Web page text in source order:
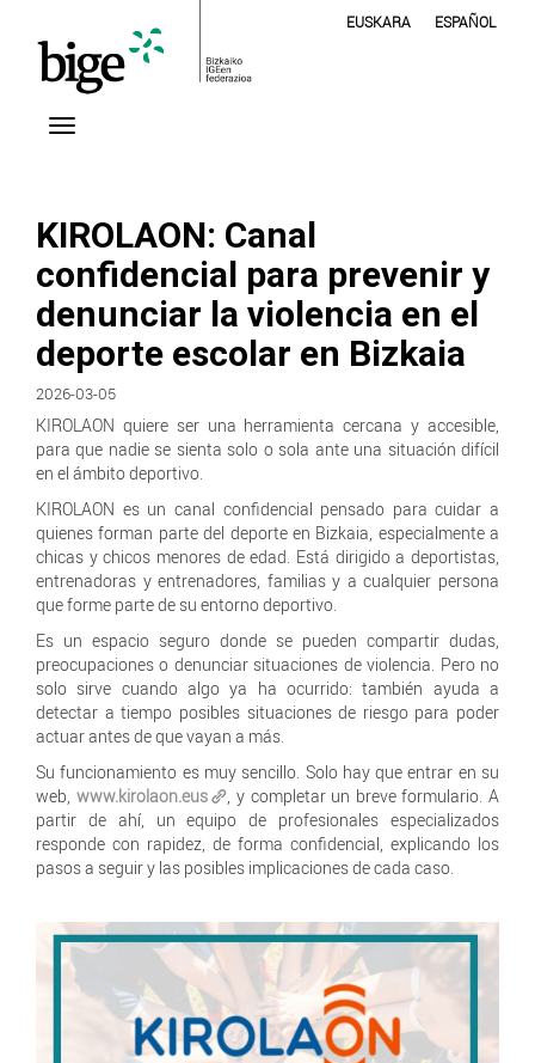
EUSKARA ESPAÑOL
KIROLAON: Canal
confidencial para prevenir y
denunciar la violencia en el
deporte escolar en Bizkaia
2026-03-05
KIROLAON quiere ser una herramienta cercana y accesible,
para que nadie se sienta solo o sola ante una situación difícil
en el ámbito deportivo.
KIROLAON es un canal confidencial pensado para cuidar a
quienes forman parte del deporte en Bizkaia, especialmente a
chicas y chicos menores de edad. Está dirigido a deportistas,
entrenadoras y entrenadores, familias y a cualquier persona
que forme parte de su entorno deportivo.
Es un espacio seguro donde se pueden compartir dudas,
preocupaciones o denunciar situaciones de violencia. Pero no
solo sirve cuando algo ya ha ocurrido: también ayuda a
detectar a tiempo posibles situaciones de riesgo para poder
actuar antes de que vayan a más.
Su funcionamiento es muy sencillo. Solo hay que entrar en su
web, www.kirolaon.eus
, y completar un breve formulario. A
partir de ahí, un equipo de profesionales especializados
responde con rapidez, de forma confidencial, explicando los
pasos a seguir y las posibles implicaciones de cada caso.